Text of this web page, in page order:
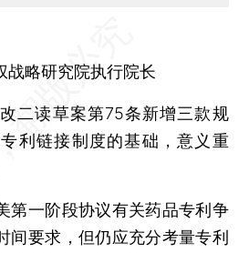
战略研究院执行院长
读草案第75条新增三款规
利链接制度的基础，意义重
一阶段协议有关药品专利争
间要求，但仍应充分考量专利